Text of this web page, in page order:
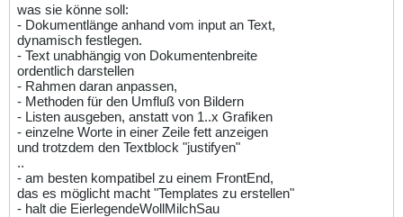
was sie könne soll:
- Dokumentlänge anhand vom input an Text,
dynamisch festlegen.
- Text unabhängig von Dokumentenbreite
ordentlich darstellen
- Rahmen daran anpassen,
- Methoden für den Umfluß von Bildern
- Listen ausgeben, anstatt von 1..x Grafiken
- einzelne Worte in einer Zeile fett anzeigen
und trotzdem den Textblock "justifyen"
..
- am besten kompatibel zu einem FrontEnd,
das es möglicht macht "Templates zu erstellen"
- halt die EierlegendeWollMilchSau